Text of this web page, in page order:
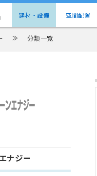
建材・設備 空間配置
≫ 分類一覧
ナジー